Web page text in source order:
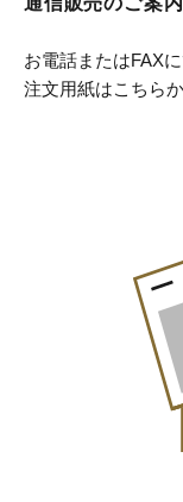
お電話またはFAX
注文用紙はこちら